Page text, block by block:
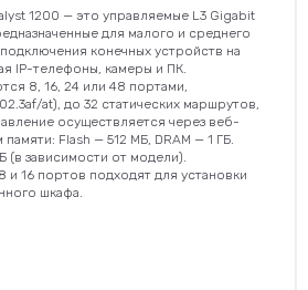
1200 — это управляемые L3 Gigabit
для малого и среднего
конечных устройств на
IP-телефоны, камеры и ПК.
8, 16, 24 или 48 портами,
at), до 32 статических маршрутов,
осуществляется через веб-
Flash — 512 МБ, DRAM — 1 ГБ.
зависимости от модели).
и 16 портов подходят для установки
шкафа.